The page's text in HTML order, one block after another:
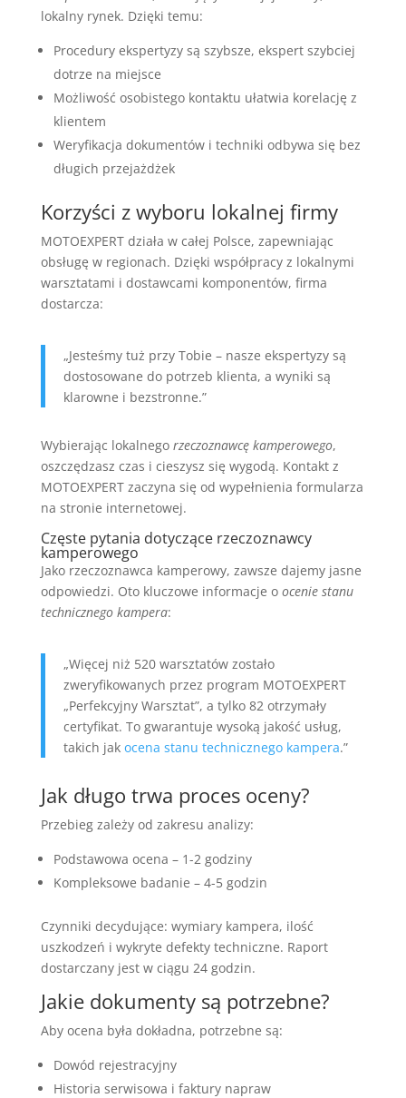
lokalny rynek. Dzięki temu:
Procedury ekspertyzy są szybsze, ekspert szybciej
dotrze na miejsce
Możliwość osobistego kontaktu ułatwia korelację z
klientem
Weryfikacja dokumentów i techniki odbywa się bez
długich przejażdżek
Korzyści z wyboru lokalnej firmy
MOTOEXPERT działa w całej Polsce, zapewniając
obsługę w regionach. Dzięki współpracy z lokalnymi
warsztatami i dostawcami komponentów, firma
dostarcza:
„Jesteśmy tuż przy Tobie – nasze ekspertyzy są
dostosowane do potrzeb klienta, a wyniki są
klarowne i bezstronne.”
Wybierając lokalnego rzeczoznawcę kamperowego,
oszczędzasz czas i cieszysz się wygodą. Kontakt z
MOTOEXPERT zaczyna się od wypełnienia formularza
na stronie internetowej.
Częste pytania dotyczące rzeczoznawcy
kamperowego
Jako rzeczoznawca kamperowy, zawsze dajemy jasne
odpowiedzi. Oto kluczowe informacje o ocenie stanu
technicznego kampera:
„Więcej niż 520 warsztatów zostało
zweryfikowanych przez program MOTOEXPERT
„Perfekcyjny Warsztat”, a tylko 82 otrzymały
certyfikat. To gwarantuje wysoką jakość usług,
takich jak ocena stanu technicznego kampera.”
Jak długo trwa proces oceny?
Przebieg zależy od zakresu analizy:
Podstawowa ocena – 1-2 godziny
Kompleksowe badanie – 4-5 godzin
Czynniki decydujące: wymiary kampera, ilość
uszkodzeń i wykryte defekty techniczne. Raport
dostarczany jest w ciągu 24 godzin.
Jakie dokumenty są potrzebne?
Aby ocena była dokładna, potrzebne są:
Dowód rejestracyjny
Historia serwisowa i faktury napraw